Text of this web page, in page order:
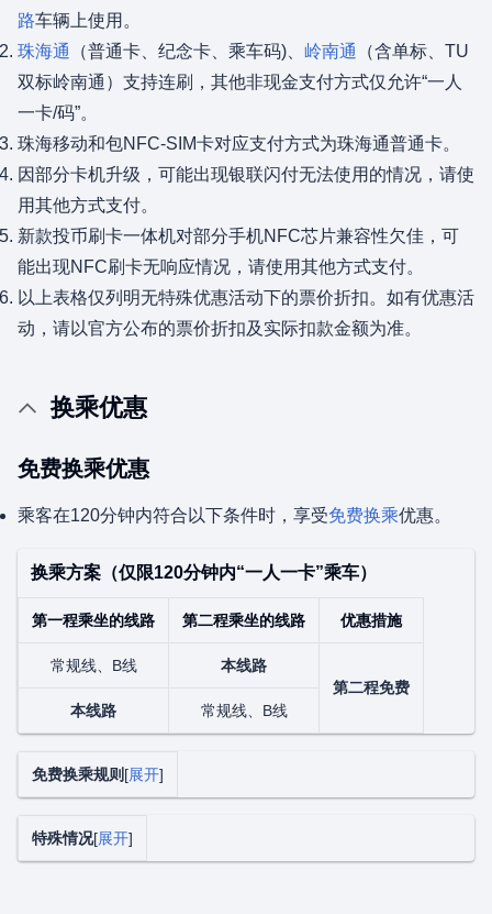
路车辆上使用。
珠海通
（普通卡、纪念卡、乘车码)、 岭南通
（含单标、TU
双标岭南通）支持连刷，其他非现金支付方式仅允许“一人
一卡/码”。
珠海移动和包NFC-SIM卡对应支付方式为珠海通普通卡。
因部分卡机升级，可能出现银联闪付无法使用的情况，请使
用其他方式支付。
新款投币刷卡一体机对部分手机NFC芯片兼容性欠佳，可
能出现NFC刷卡无响应情况，请使用其他方式支付。
以上表格仅列明无特殊优惠活动下的票价折扣。如有优惠活
动，请以官方公布的票价折扣及实际扣款金额为准。
换乘优惠
免费换乘优惠
乘客在120分钟内符合以下条件时，享受免费换乘优惠。
换乘方案（仅限120分钟内“一人一卡”乘车）
第一程乘坐的线路 第二程乘坐的线路 优惠措施
常规线、B线
本线路
第二程免费
本线路
常规线、B线
展开
免费换乘规则
展开
特殊情况